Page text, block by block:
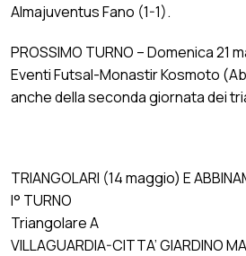
Almajuventus Fano (1-1).
PROSSIMO TURNO – Domenica 21
Eventi Futsal-Monastir Kosmoto
anche della seconda giornata dei
TRIANGOLARI (14 maggio) E
I° TURNO
Triangolare A
VILLAGUARDIA-CITTA’ GIARDINO